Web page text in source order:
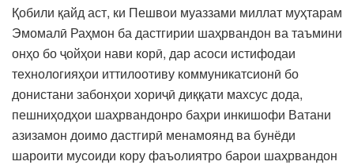
Қобили қайд аст, ки Пешвои муаззами миллат муҳтарам
Эмомалӣ Раҳмон ба дастгирии шаҳрвандон ва таъмини
онҳо бо ҷойҳои нави корӣ, дар асоси истифодаи
технологияҳои иттилоотиву коммуникатсионӣ бо
донистани забонҳои хориҷӣ диққати махсус дода,
пешниҳодҳои шаҳрвандонро баҳри инкишофи Ватани
азизамон доимо дастгирӣ менамоянд ва бунёди
шароити мусоиди кору фаъолиятро барои шаҳрвандон